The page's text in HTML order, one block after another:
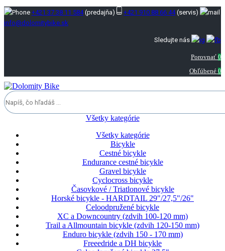
+421 37 38 11 584(predajňa) +421 910 88 66 44(servis)
info@dolomitybike.sk
Sledujte nás
Porovnať 0
Obľúbené 0
Všetky kategórie
Všetky kategórie
Bicykle
Cestné bicykle
Endurance cestné bicykle
Gravel bicykle
Cyclocross bicykle
Časovkové / Triatlonové bicykle
Horské bicykle - HARDTAIL 29"/27,5"/26"
Celoodpružené bicykle
XC a Downcountry (zdvih 100-120 mm)
Trail a Allmountain bicykle (zdvih 120-150 mm)
Enduro bicykle (zdvih 150 - 170 mm)
Freeedride a DH bicykle